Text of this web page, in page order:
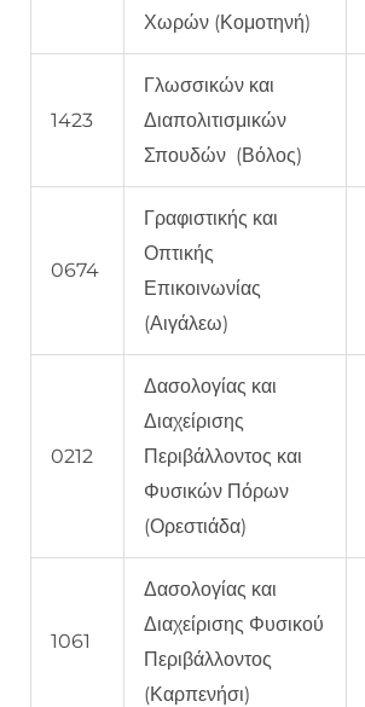
Χωρών (Κομοτηνή)
1423
Γλωσσικών και
Διαπολιτισμικών
Σπουδών (Βόλος)
0674
Γραφιστικής και
Οπτικής
Επικοινωνίας
(Αιγάλεω)
0212
Δασολογίας και
Διαχείρισης
Περιβάλλοντος και
Φυσικών Πόρων
(Ορεστιάδα)
1061
Δασολογίας και
Διαχείρισης Φυσικού
Περιβάλλοντος
(Καρπενήσι)